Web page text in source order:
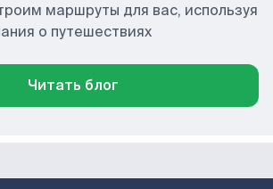
маршруты для вас, используя
о путешествиях
Читать блог